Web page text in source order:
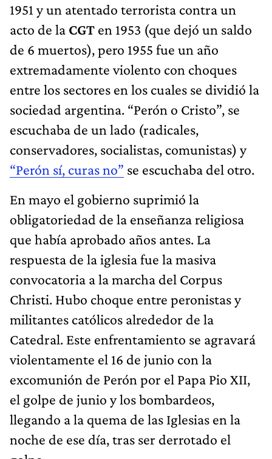
1951 y un atentado terrorista contra un
acto de la CGT en 1953 (que dejó un saldo
de 6 muertos), pero 1955 fue un año
extremadamente violento con choques
entre los sectores en los cuales se dividió la
sociedad argentina. “Perón o Cristo”, se
escuchaba de un lado (radicales,
conservadores, socialistas, comunistas) y
“Perón sí, curas no” se escuchaba del otro.
En mayo el gobierno suprimió la
obligatoriedad de la enseñanza religiosa
que había aprobado años antes. La
respuesta de la iglesia fue la masiva
convocatoria a la marcha del Corpus
Christi. Hubo choque entre peronistas y
militantes católicos alrededor de la
Catedral. Este enfrentamiento se agravará
violentamente el 16 de junio con la
excomunión de Perón por el Papa Pio XII,
el golpe de junio y los bombardeos,
llegando a la quema de las Iglesias en la
noche de ese día, tras ser derrotado el